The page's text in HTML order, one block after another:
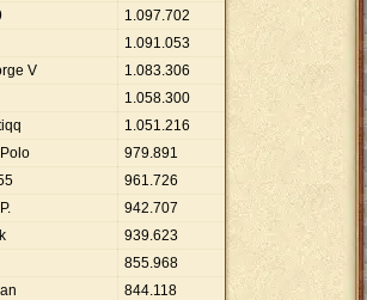
1.097.702
1.091.053
V 1.083.306
1.058.300
1.051.216
979.891
961.726
942.707
939.623
855.968
844.118